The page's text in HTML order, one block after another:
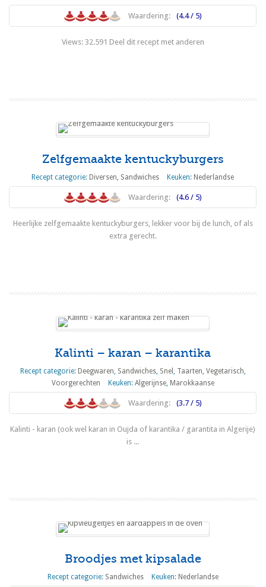
Waardering: (4.4 / 5)
Views: 32.591 Deel dit recept met anderen
Zelfgemaakte kentuckyburgers
Recept categorie: Diversen Sandwiches Keuken: Nederlandse
Waardering: (4.6 / 5)
Heerlijke zelfgemaakte kentuckyburgers, lekker voor bij de lunch, of als
extra gerecht.
Kalinti – karan – karantika
Recept categorie: Deegwaren, Sandwiches, Snel , Taarten, Vegetarisch,
Voorgerechten
Keuken: Algerijnse, Marokkaanse
Waardering: (3.7 / 5)
Kalinti - karan (ook wel karan in Oujda of karantika / garantita in Algerije)
is ...
Broodjes met kipsalade
Recept categorie: Sandwiches Keuken: Nederlandse